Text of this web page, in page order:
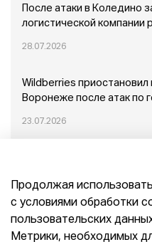
После атаки в Коледино
логистической компании
28.07.2026
Wildberries приостановил
Воронеже после атак по
23.07.2026
Конец эпохи
Продолжая
с условиями обработки
пользовательских
Метрики, необходимых